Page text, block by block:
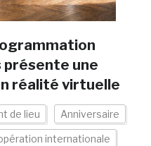
présente une
réalité virtuelle
de lieu Anniversaire
internationale